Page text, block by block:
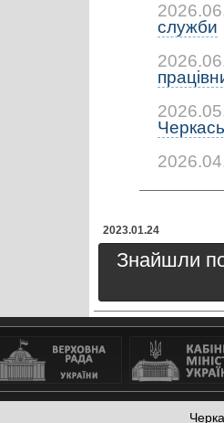
служби
2023.01.24
Знайшли